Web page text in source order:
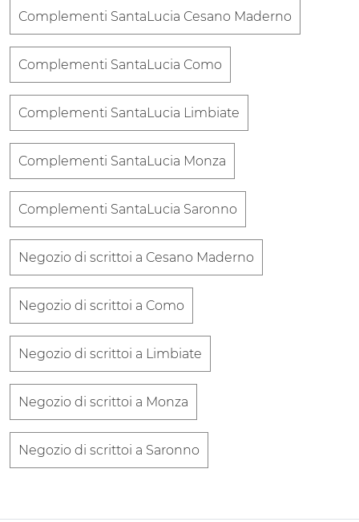
Complementi SantaLucia Cesano Maderno
Complementi SantaLucia Como
Complementi SantaLucia Limbiate
Complementi SantaLucia Monza
Complementi SantaLucia Saronno
Negozio di scrittoi a Cesano Maderno
Negozio di scrittoi a Como
Negozio di scrittoi a Limbiate
Negozio di scrittoi a Monza
Negozio di scrittoi a Saronno